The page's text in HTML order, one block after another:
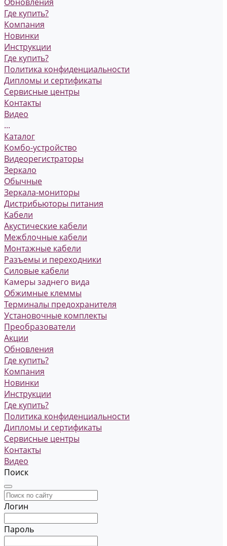
Где купить?
Компания
Новинки
Инструкции
Где купить?
Политика конфиденциальности
Дипломы и сертификаты
Сервисные центры
Контакты
Видео
...
Каталог
Комбо-устройство
Видеорегистраторы
Зеркало
Обычные
Зеркала-мониторы
Дистрибьюторы питания
Кабели
Акустические кабели
Межблочные кабели
Монтажные кабели
Разъемы и переходники
Силовые кабели
Камеры заднего вида
Обжимные клеммы
Терминалы предохранителя
Установочные комплекты
Преобразователи
Акции
Обновления
Где купить?
Компания
Новинки
Инструкции
Где купить?
Политика конфиденциальности
Дипломы и сертификаты
Сервисные центры
Контакты
Видео
Поиск
Логин
Пароль